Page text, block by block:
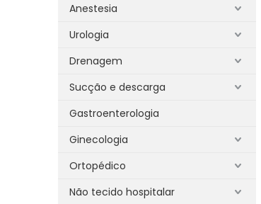
Anestesia
Urologia
Drenagem
Sucção e descarga
Gastroenterologia
Ginecologia
Ortopédico
Não tecido hospitalar